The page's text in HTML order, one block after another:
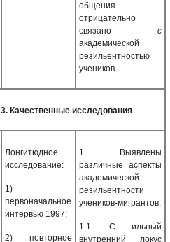
общения
отрицательно
связано с
академической
резильентностью
учеников
3. Качественные исследования
Лонгитюдное
исследование:
1)
первоначальное
интервью 1997;
2) повторное
1.
Выявлены
различные аспекты
академической
резильентно­сти
учеников-мигрантов.
1.1.
С ильный
внутренний локус